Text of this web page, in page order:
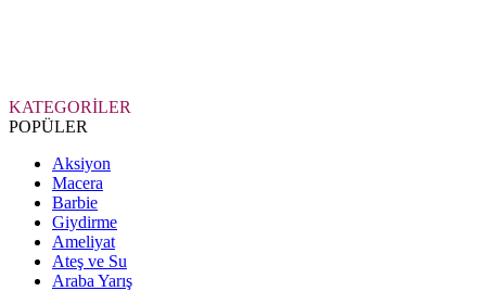
KATEGORİLER
POPÜLER
Aksiyon
Macera
Barbie
Giydirme
Ameliyat
Ateş ve Su
Araba Yarış